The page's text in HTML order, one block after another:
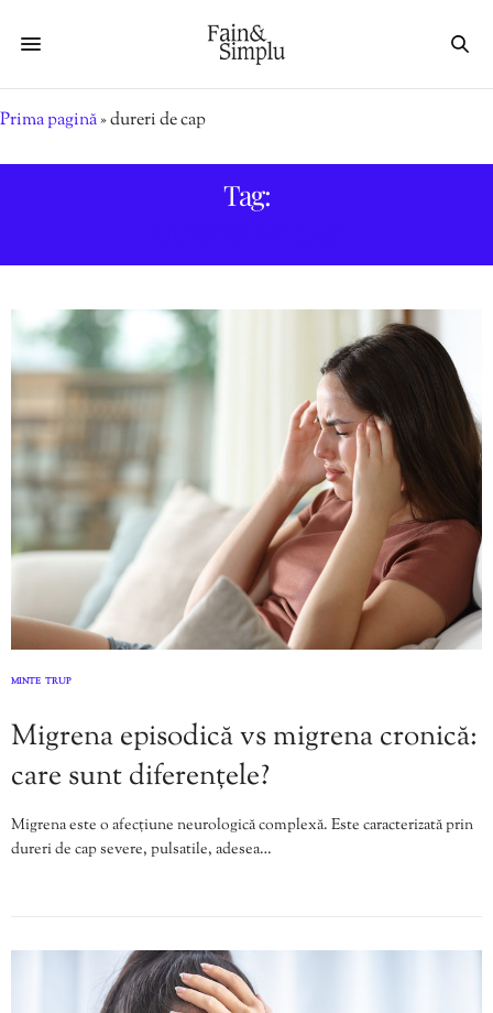
Prima pagină»dureri de cap
Tag:
MINTE TRUP
Migrena episodică vs migrena cronică:
care sunt diferențele?
Migrena este o afecțiune neurologică complexă. Este caracterizată prin
dureri de cap severe, pulsatile, adesea…